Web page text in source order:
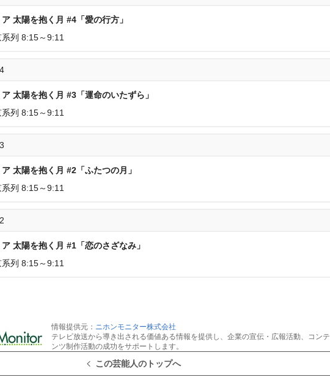
太陽を抱く月 #4「愛の行方」
列 8:15～9:11
太陽を抱く月 #3「運命のいたずら」
列 8:15～9:11
太陽を抱く月 #2「ふたつの月」
列 8:15～9:11
太陽を抱く月 #1「恋のさざなみ」
列 8:15～9:11
情報提供元： ニホンモニター株式会社
テレビ放送から導き出される価値ある情報を提供し、企業の宣伝・広報活動、コンテ
ンツ制作活動の成功をサポートします。
この芸能人のトップへ